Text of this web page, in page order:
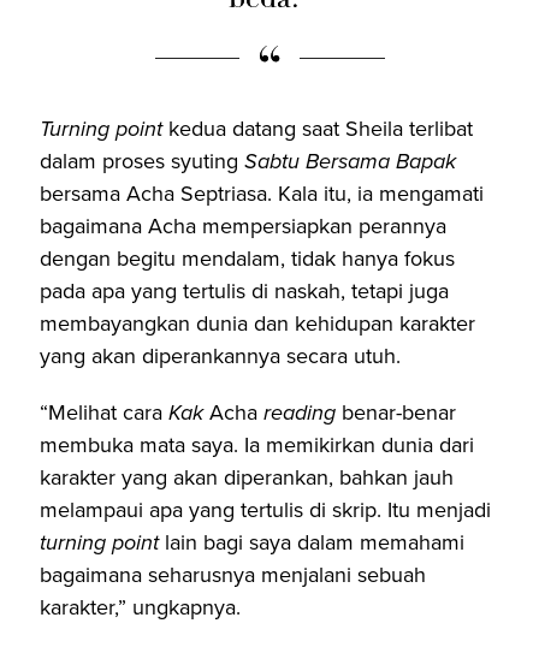
Turning pointkedua datang saat Sheila terlibat
dalam proses syuting Sabtu Bersama Bapak
bersama Acha Septriasa. Kala itu, ia mengamati
bagaimana Acha mempersiapkan perannya
dengan begitu mendalam, tidak hanya fokus
pada apa yang tertulis di naskah, tetapi juga
membayangkan dunia dan kehidupan karakter
yang akan diperankannya secara utuh.
“Melihat caraKakAchareading benar-benar
membuka mata saya. Ia memikirkan dunia dari
karakter yang akan diperankan, bahkan jauh
melampaui apa yang tertulis di skrip. Itu menjadi
turning pointlain bagi saya dalam memahami
bagaimana seharusnya menjalani sebuah
karakter,” ungkapnya.